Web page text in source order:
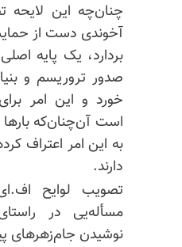
چنان‌چه این
آخوندی دست از
بردارد، یک پایه
صدور تروریسم و
خورد و این امر
است آن‌چنان‌که
به این امر اعتراف
دارند.
تصویب لوایح
مسأله‌یی در
نوشیدن جام‌زهرهای